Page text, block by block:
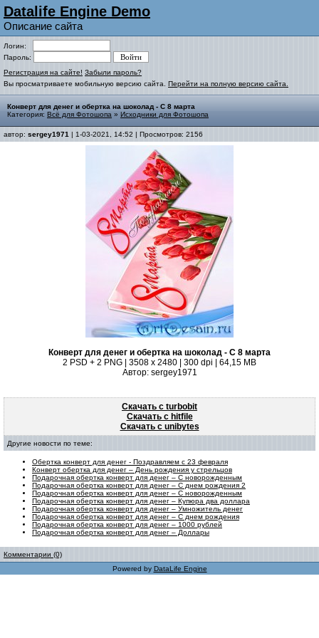
Datalife Engine Demo
Описание сайта
Логин:
Пароль:
Регистрация на сайте! Забыли пароль?
Вы просматриваете мобильную версию сайта. Перейти на полную версию сайта.
Конверт для денег и обертка на шоколад - С 8 марта
Категория: Всё для Фотошопа » Исходники для Фотошопа
автор: sergey1971 | 1-03-2021, 14:52 | Просмотров: 2156
Конверт для денег и обертка на шоколад - С 8 марта
2 PSD + 2 PNG | 3508 x 2480 | 300 dpi | 64,15 MB
Автор: sergey1971
Скачать с turbobit
Скачать с hitfile
Скачать с unibytes
Другие новости по теме:
Обертка конверт для денег - Поздравляем с 23 февраля
Конверт обертка для денег – День рождения у стрельцов
Подарочная обертка конверт для денег – С новорожденным
Подарочная обертка конверт для денег – С днем рождения 2
Подарочная обертка конверт для денег – С новорожденным
Подарочная обертка конверт для денег – Купюра два доллара
Подарочная обертка конверт для денег – Умножитель денег
Подарочная обертка конверт для денег – С днем рождения
Подарочная обертка конверт для денег – 1000 рублей
Подарочная обертка конверт для денег – Доллары
Комментарии (0)
Powered by DataLife Engine